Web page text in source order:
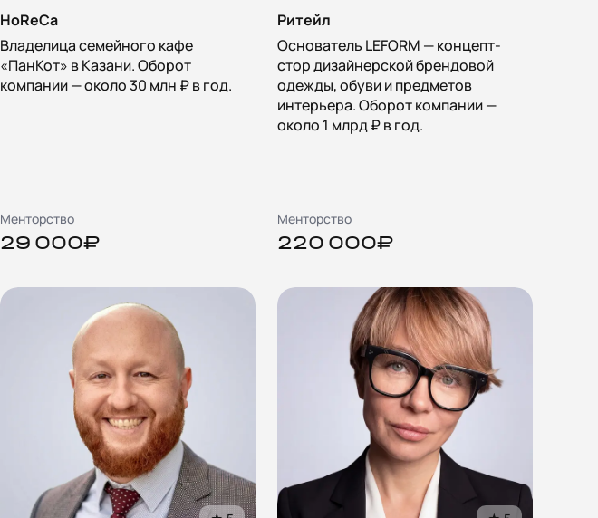
HoReCa
Владелица семейного кафе
«ПанКот» в Казани. Оборот
компании — около 30 млн ₽ в год.
Менторство
29 000₽
Ритейл
Основатель LEFORM — концепт-
стор дизайнерской брендовой
одежды, обуви и предметов
интерьера. Оборот компании —
около 1 млрд ₽ в год.
Менторство
220 000₽